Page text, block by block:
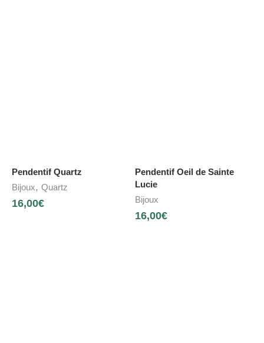
Pendentif Quartz
Bijoux, Quartz
16,00€
Pendentif Oeil de Sainte
Lucie
Bijoux
16,00€